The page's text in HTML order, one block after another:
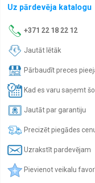
Moto
eļļas
Transmisijas
eļļas
Antifrīzs
Auto
Signalizacijas
Uz pārdevēja katalogu
+371 22 18 22 12
Jautāt lētāk
Pārbaudīt preces
Kad es varu saņemt
Jautāt par garantiju
Precizēt piegādes
Uzrakstīt pardevējam
Pievienot veikalu